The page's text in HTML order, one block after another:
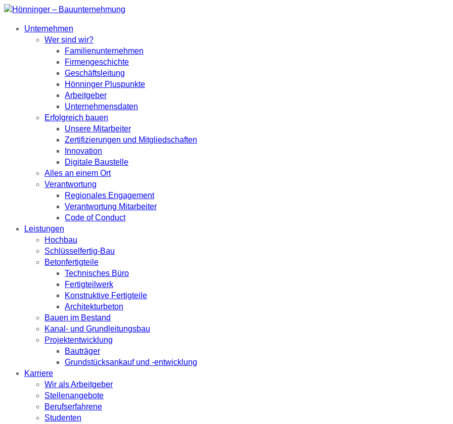
Unternehmen
Wer sind wir?
Familienunternehmen
Firmengeschichte
Geschäftsleitung
Hönninger Pluspunkte
Arbeitgeber
Unternehmensdaten
Erfolgreich bauen
Unsere Mitarbeiter
Zertifizierungen und Mitgliedschaften
Innovation
Digitale Baustelle
Alles an einem Ort
Verantwortung
Regionales Engagement
Verantwortung Mitarbeiter
Code of Conduct
Leistungen
Hochbau
Schlüsselfertig-Bau
Betonfertigteile
Technisches Büro
Fertigteilwerk
Konstruktive Fertigteile
Architekturbeton
Bauen im Bestand
Kanal- und Grundleitungsbau
Projektentwicklung
Bauträger
Grundstücksankauf und -entwicklung
Karriere
Wir als Arbeitgeber
Stellenangebote
Berufserfahrene
Studenten